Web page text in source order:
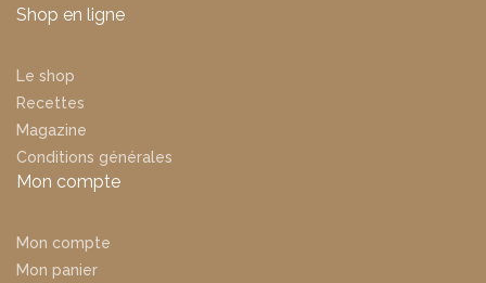
Shop en ligne
Le shop
Recettes
Magazine
Conditions générales
Mon compte
Mon compte
Mon panier